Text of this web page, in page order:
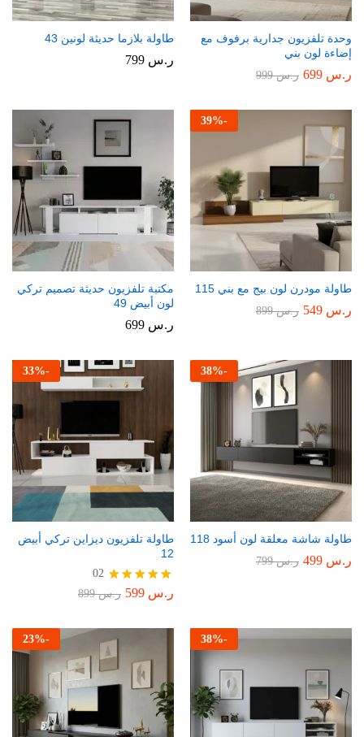
وحدة تلفزيون جدارية برفوف مع
إضاءة لون بني
ر.س ر.س999
طاولة بلازما حديثة لونين 43
ر.س
-
39%
طاولة مودرن لون بيج مع بني 115
ر.س ر.س899
مكتبة تلفزيون حديثة تصميم تركي
لون أبيض 49
ر.س
-
38%
طاولة شاشة معلقة لون أسود 118
ر.س ر.س799
-
33%
طاولة تلفزيون ديزاين تركي أبيض
12
تم التقييم
02
ر.س ر.س899
-
38%
-
23%